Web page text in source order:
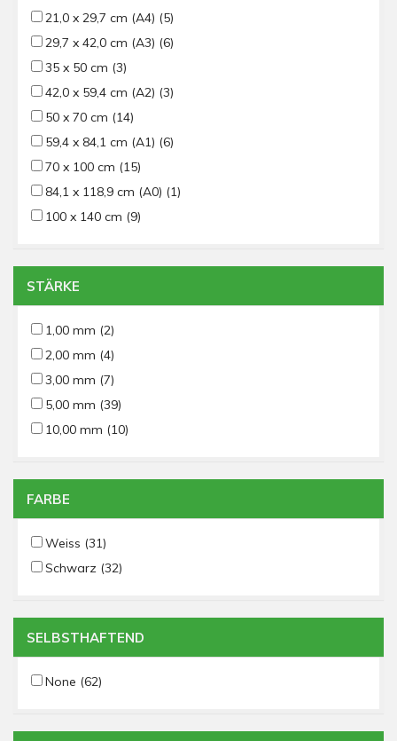
21,0 x 29,7 cm (A4) (5)
29,7 x 42,0 cm (A3) (6)
35 x 50 cm (3)
42,0 x 59,4 cm (A2) (3)
50 x 70 cm (14)
59,4 x 84,1 cm (A1) (6)
70 x 100 cm (15)
84,1 x 118,9 cm (A0) (1)
100 x 140 cm (9)
STÄRKE
1,00 mm (2)
2,00 mm (4)
3,00 mm (7)
5,00 mm (39)
10,00 mm (10)
FARBE
Weiss (31)
Schwarz (32)
SELBSTHAFTEND
None (62)